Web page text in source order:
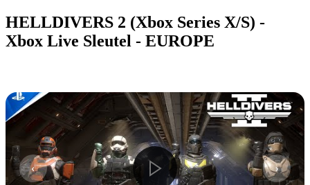
HELLDIVERS 2 (Xbox Series X/S) -
Xbox Live Sleutel - EUROPE